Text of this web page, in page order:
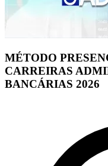
MÉTODO
CARREIRAS
BANCÁRIAS 2026